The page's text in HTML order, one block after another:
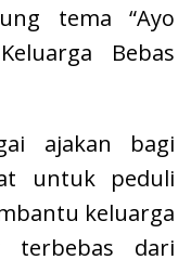
tema “Ayo
Bebas
ajakan bagi
untuk peduli
keluarga
terbebas dari